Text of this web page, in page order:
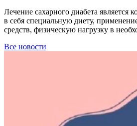
Лечение сахарного диабета является
в себя специальную диету,
средств, физическую нагрузку в
Все новости